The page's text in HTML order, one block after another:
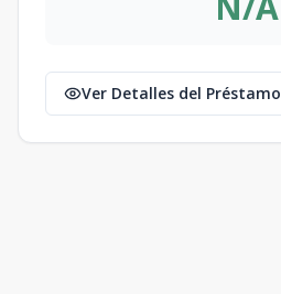
Ver Detalles del Préstamo